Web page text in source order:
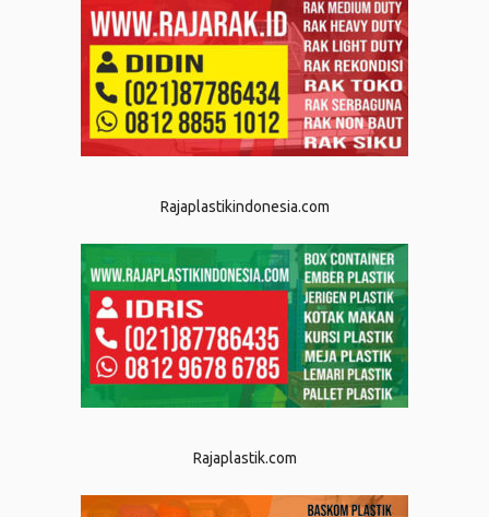
Rajaplastikindonesia.com
Rajaplastik.com